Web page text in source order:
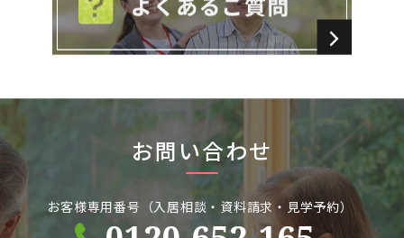
お問い合わせ
お客様専用番号（入居相談・資料請求・見学予約）